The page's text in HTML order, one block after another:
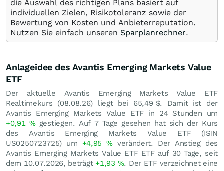
die Auswahl des richtigen Plans basiert auf
individuellen Zielen, Risikotoleranz sowie der
Bewertung von Kosten und Anbieterreputation.
Nutzen Sie einfach unseren Sparplanrechner.
Anlageidee des Avantis Emerging Markets Value
ETF
Der aktuelle Avantis Emerging Markets Value ETF
Realtimekurs (08.08.26) liegt bei 65,49 $. Damit ist der
Avantis Emerging Markets Value ETF in 24 Stunden um
+0,91 %gestiegen. Auf 7 Tage gesehen hat sich der Kurs
des Avantis Emerging Markets Value ETF (ISIN
US0250723725) um +4,95%verändert. Der Anstieg des
Avantis Emerging Markets Value ETF ETF auf 30 Tage, seit
dem 10.07.2026, beträgt +1,93 %. Der ETF verzeichnet eine